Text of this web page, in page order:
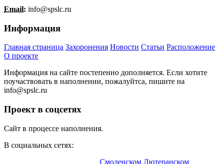
Email: info@spslc.ru
Информация
Главная страница Захоронения Новости Статьи Расположение
О проекте
Информация на сайте постепенно дополняется. Если хотите
поучаствовать в наполнении, пожалуйтса, пишите на
info@spslc.ru
Проект в соцсетях
Сайт в процессе наполнения.
В социальных сетях:
Смоленском Лютеранском